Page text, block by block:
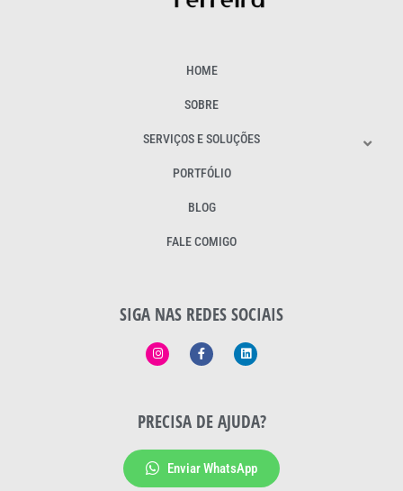
HOME
SOBRE
SERVIÇOS E SOLUÇÕES
PORTFÓLIO
BLOG
FALE COMIGO
SIGA NAS REDES SOCIAIS
PRECISA DE AJUDA?
Enviar WhatsApp